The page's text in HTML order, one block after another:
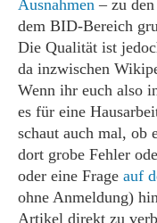
Ausnahmen – zu
dem BID-Bereich
Die Qualität ist
da inzwischen
Wenn ihr euch also
es für eine
schaut auch mal, ob
dort grobe Fehler
oder eine Frage auf
ohne Anmeldung)
Artikel direkt zu